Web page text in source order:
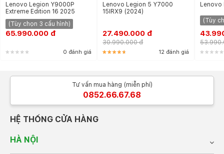
3. Hiệu năng vượt trội - "Cân" mọi
tựa game AAA
Lenovo Legion 5 16IRX9 được trang bị vi xử lý Intel
Core i7 thế hệ mới nhất, RAM DDR5 lên đến 32GB
series cho hiệu năng gaming vượt trội, cho phép bạn
"cân" mọi tựa game AAA ở cài đặt đồ họa cao nhất.
Hiệu năng của Legion 5 16IRX9 thuộc hàng top trong
phân khúc laptop gaming. Máy có thể xử lý mượt mà
nặng như chỉnh sửa video, thiết kế đồ họa 3D.
Lenovo Legion Y9000P
Extreme Edition 16 2025
(Tùy chọn 3 cấu hình)
65.990.000 đ
0 đánh giá
Lenovo Legion 5 Y7000
15IRX9 (2024)
27.490.000 đ
30.990.000 đ
12 đánh giá
Lenovo
(Tùy
Tư vấn mua hàng (miễn phí)
0852.66.67.68
HỆ THỐNG CỬA HÀNG
HÀ NỘI